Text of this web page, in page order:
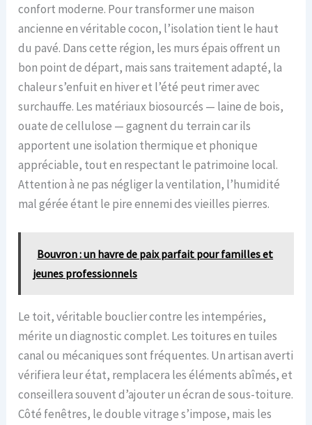
confort moderne. Pour transformer une maison
ancienne en véritable cocon, l’isolation tient le haut
du pavé. Dans cette région, les murs épais offrent un
bon point de départ, mais sans traitement adapté, la
chaleur s’enfuit en hiver et l’été peut rimer avec
surchauffe. Les matériaux biosourcés — laine de bois,
ouate de cellulose — gagnent du terrain car ils
apportent une isolation thermique et phonique
appréciable, tout en respectant le patrimoine local.
Attention à ne pas négliger la ventilation, l’humidité
mal gérée étant le pire ennemi des vieilles pierres.
Bouvron : un havre de paix parfait pour familles et
jeunes professionnels
Le toit, véritable bouclier contre les intempéries,
mérite un diagnostic complet. Les toitures en tuiles
canal ou mécaniques sont fréquentes. Un artisan averti
vérifiera leur état, remplacera les éléments abîmés, et
conseillera souvent d’ajouter un écran de sous-toiture.
Côté fenêtres, le double vitrage s’impose, mais les